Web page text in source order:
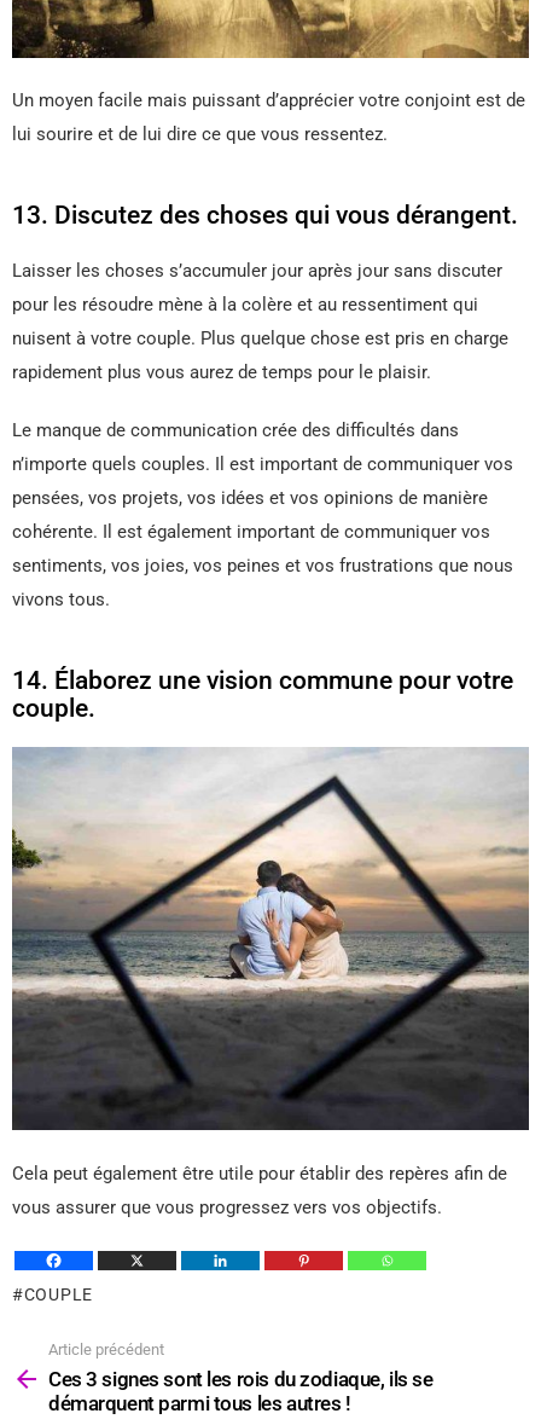
Un moyen facile mais puissant d’apprécier votre conjoint est de
lui sourire et de lui dire ce que vous ressentez.
13. Discutez des choses qui vous dérangent.
Laisser les choses s’accumuler jour après jour sans discuter
pour les résoudre mène à la colère et au ressentiment qui
nuisent à votre couple. Plus quelque chose est pris en charge
rapidement plus vous aurez de temps pour le plaisir.
Le manque de communication crée des difficultés dans
n’importe quels couples. Il est important de communiquer vos
pensées, vos projets, vos idées et vos opinions de manière
cohérente. Il est également important de communiquer vos
sentiments, vos joies, vos peines et vos frustrations que nous
vivons tous.
14. Élaborez une vision commune pour votre
couple.
Cela peut également être utile pour établir des repères afin de
vous assurer que vous progressez vers vos objectifs.
COUPLE
plus
Article précédent
Ces 3 signes sont les rois du zodiaque, ils se
démarquent parmi tous les autres !